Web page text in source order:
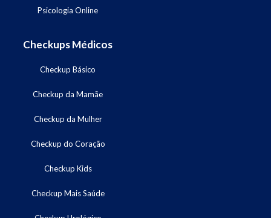
Psicologia Online
Checkups Médicos
Checkup Básico
Checkup da Mamãe
Checkup da Mulher
Checkup do Coração
Checkup Kids
Checkup Mais Saúde